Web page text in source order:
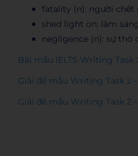
fatality (n): người chết
shed light on: làm
negligence (n): sự thờ
Bài mẫu IELTS Writing Task
Giải đề mẫu Writing Task 2
Giải đề mẫu Writing Task 2